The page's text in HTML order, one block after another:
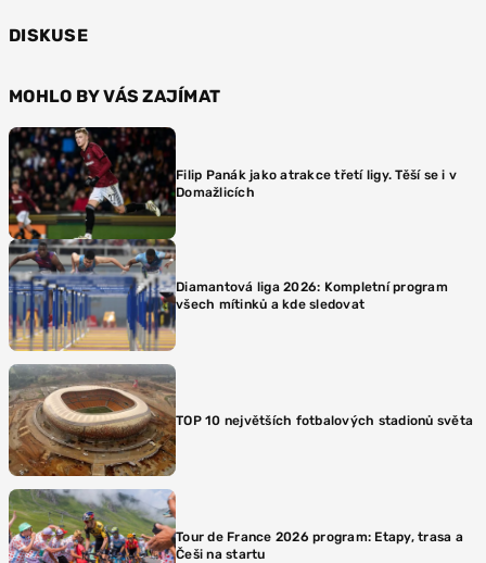
DISKUSE
MOHLO BY VÁS ZAJÍMAT
Filip Panák jako atrakce třetí ligy. Těší se i v
Domažlicích
Diamantová liga 2026: Kompletní program
všech mítinků a kde sledovat
TOP 10 největších fotbalových stadionů světa
Tour de France 2026 program: Etapy, trasa a
Češi na startu